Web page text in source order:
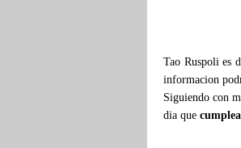
Tao Ruspoli es
informacion
Siguiendo con
dia que